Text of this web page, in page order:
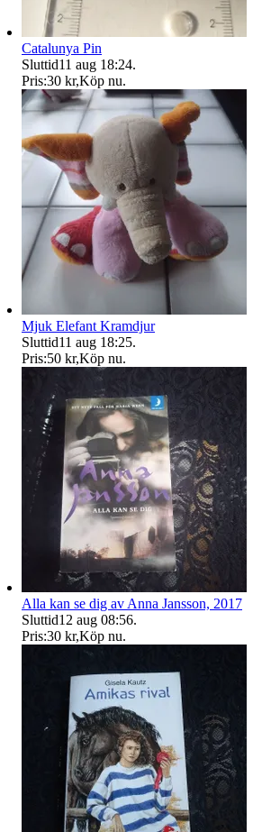
Catalunya Pin
Sluttid11 aug 18:24.
Pris:30 kr,Köp nu.
Mjuk Elefant Kramdjur
Sluttid11 aug 18:25.
Pris:50 kr,Köp nu.
Alla kan se dig av Anna Jansson, 2017
Sluttid12 aug 08:56.
Pris:30 kr,Köp nu.